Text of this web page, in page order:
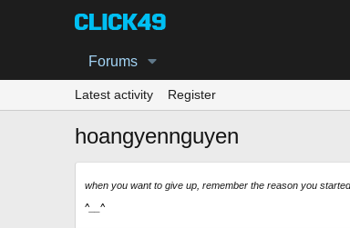
Forums
Latest activity Register
hoangyennguyen
when you want to give up, remember the reason you
^__^